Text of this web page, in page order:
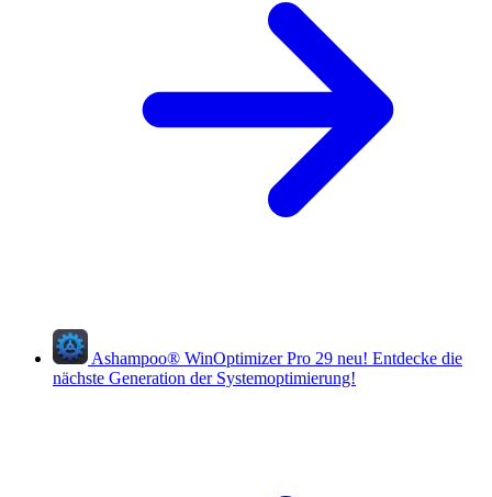
Ashampoo® WinOptimizer Pro 29 neu! Entdecke die
nächste Generation der Systemoptimierung!